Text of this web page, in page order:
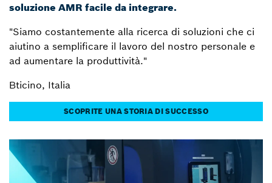
soluzione AMR facile da integrare.
"Siamo costantemente alla ricerca di soluzioni che ci
aiutino a semplificare il lavoro del nostro personale e
ad aumentare la produttività."
Bticino, Italia
SCOPRITE UNA STORIA DI SUCCESSO